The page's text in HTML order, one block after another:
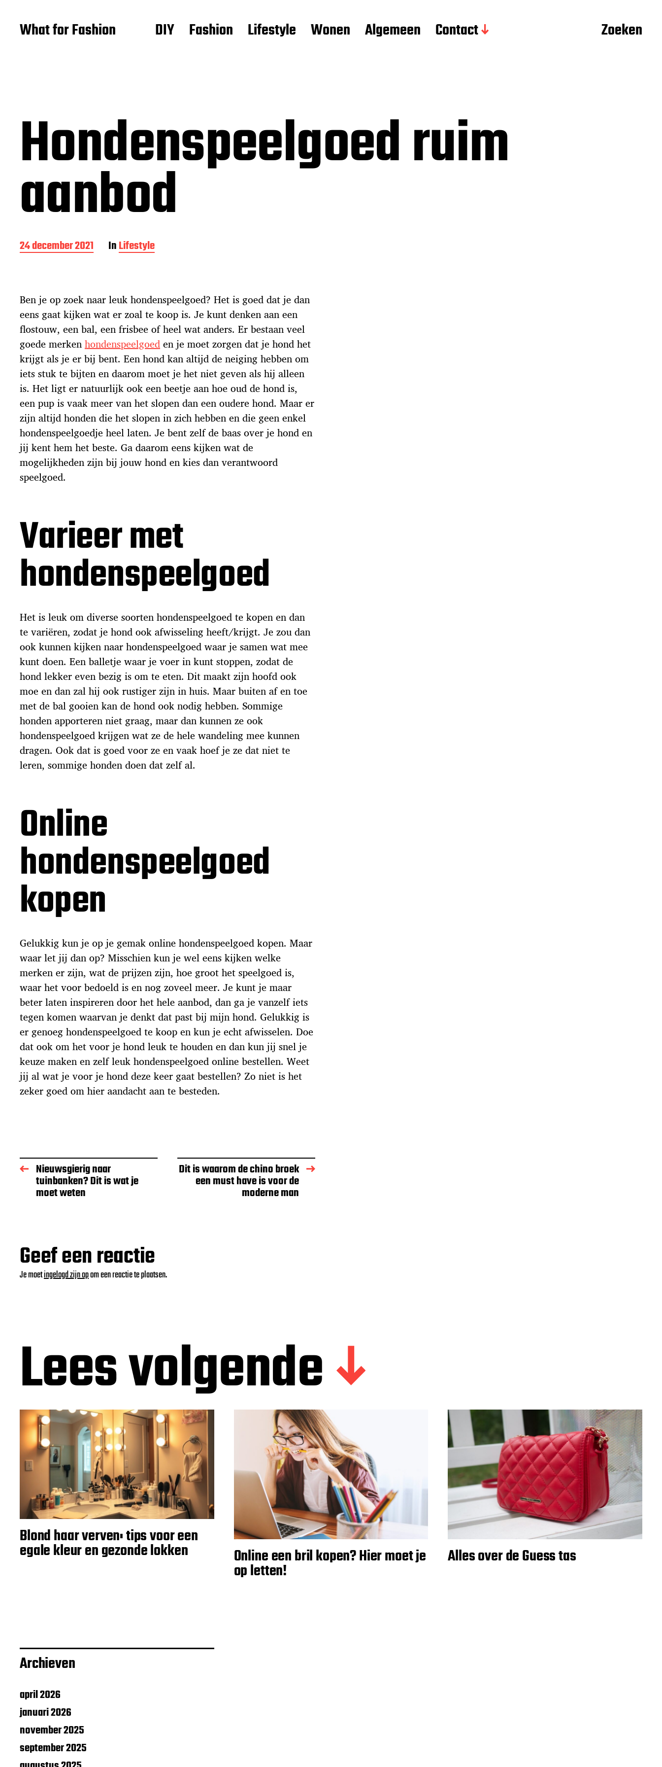
What for Fashion DIY Fashion Lifestyle Wonen Algemeen Contact Zoeken
Hondenspeelgoed ruim
aanbod
B
e
h
t
d
a
t
u
m
24 december 2021 InLifestyle
Ben je op zoek naar leuk hondenspeelgoed? Het is goed dat je dan
eens gaat kijken wat er zoal te koop is. Je kunt denken aan een
flostouw, een bal, een frisbee of heel wat anders. Er bestaan veel
goede merkenhondenspeelgoeden je moet zorgen dat je hond het
krijgt als je er bij bent. Een hond kan altijd de neiging hebben om
iets stuk te bijten en daarom moet je het niet geven als hij alleen
is. Het ligt er natuurlijk ook een beetje aan hoe oud de hond is,
een pup is vaak meer van het slopen dan een oudere hond. Maar er
zijn altijd honden die het slopen in zich hebben en die geen enkel
hondenspeelgoedje heel laten. Je bent zelf de baas over je hond en
jij kent hem het beste. Ga daarom eens kijken wat de
mogelijkheden zijn bij jouw hond en kies dan verantwoord
speelgoed.
Varieer met
hondenspeelgoed
Het is leuk om diverse soorten hondenspeelgoed te kopen en dan
te variëren, zodat je hond ook afwisseling heeft/krijgt. Je zou dan
ook kunnen kijken naar hondenspeelgoed waar je samen wat mee
kunt doen. Een balletje waar je voer in kunt stoppen, zodat de
hond lekker even bezig is om te eten. Dit maakt zijn hoofd ook
moe en dan zal hij ook rustiger zijn in huis. Maar buiten af en toe
met de bal gooien kan de hond ook nodig hebben. Sommige
honden apporteren niet graag, maar dan kunnen ze ook
hondenspeelgoed krijgen wat ze de hele wandeling mee kunnen
dragen. Ook dat is goed voor ze en vaak hoef je ze dat niet te
leren, sommige honden doen dat zelf al.
Online
hondenspeelgoed
kopen
Gelukkig kun je op je gemak online hondenspeelgoed kopen. Maar
waar let jij dan op? Misschien kun je wel eens kijken welke
merken er zijn, wat de prijzen zijn, hoe groot het speelgoed is,
waar het voor bedoeld is en nog zoveel meer. Je kunt je maar
beter laten inspireren door het hele aanbod, dan ga je vanzelf iets
tegen komen waarvan je denkt dat past bij mijn hond. Gelukkig is
er genoeg hondenspeelgoed te koop en kun je echt afwisselen. Doe
dat ook om het voor je hond leuk te houden en dan kun jij snel je
keuze maken en zelf leuk hondenspeelgoed online bestellen. Weet
jij al wat je voor je hond deze keer gaat bestellen? Zo niet is het
zeker goed om hier aandacht aan te besteden.
Nieuwsgierig naar
tuinbanken? Dit is wat je
moet weten
Dit is waarom de chino broek
een must have is voor de
moderne man
Geef een reactie
Je moetingelogd zijn opom een reactie te plaatsen.
Lees volgende
Blond haar verven: tips voor een
egale kleur en gezonde lokken Online een bril kopen? Hier moet je
op letten!
Alles over de Guess tas
Archieven
april 2026
januari 2026
november 2025
september 2025